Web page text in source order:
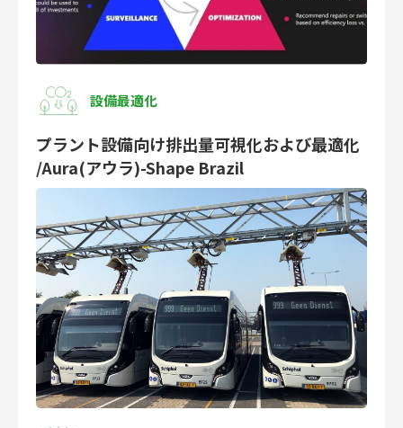
設備最適化
プラント設備向け排出量可視化および最適化
/Aura(アウラ)-Shape Brazil